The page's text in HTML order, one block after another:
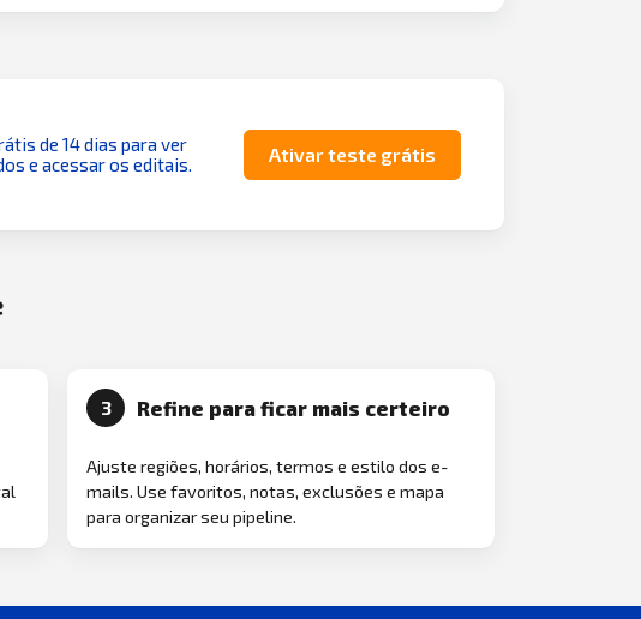
de 14 dias para ver
e acessar os editais.
Ativar teste grátis
3 Refine para ficar mais certeiro
Ajuste regiões, horários, termos e estilo dos e-
mails. Use favoritos, notas, exclusões e mapa
para organizar seu pipeline.